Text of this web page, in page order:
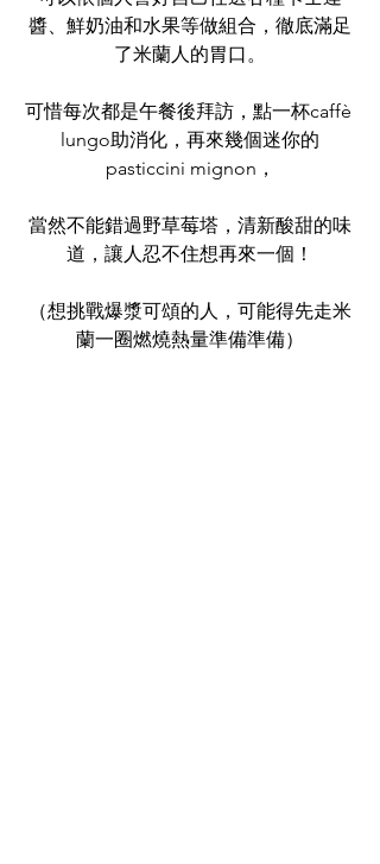
醬、鮮奶油和水果等做組合，徹底滿足
了米蘭人的胃口。
可惜每次都是午餐後拜訪，點一杯caffè
lungo助消化，再來幾個迷你的
pasticcini mignon，
當然不能錯過野草莓塔，清新酸甜的味
道，讓人忍不住想再來一個！
（想挑戰爆漿可頌的人，可能得先走米
蘭一圈燃燒熱量準備準備）